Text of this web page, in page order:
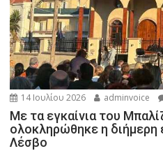
14 Ιουλίου 2026 adminvoice
Με τα εγκαίνια του
ολοκληρώθηκε η
Λέσβο